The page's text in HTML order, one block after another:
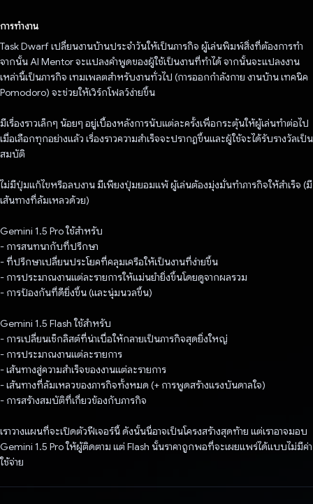
การทำงาน
Task Dwarf เปลี่ยนงานบ้านประจำวันให้เป็นภารกิจ ผู้เล่นพิมพ์สิ่งที่ต้องการทำ
จากนั้น AI Mentor จะแปลงคำพูดของผู้ใช้เป็นงานที่ทำได้ จากนั้นจะแปลงงาน
เหล่านี้เป็นภารกิจ เทมเพลตสำหรับงานทั่วไป (การออกกำลังกาย งานบ้าน เทคนิค
Pomodoro) จะช่วยให้เวิร์กโฟลว์ง่ายขึ้น
มีเรื่องราวเล็กๆ น้อยๆ อยู่เบื้องหลังการนับแต่ละครั้งเพื่อกระตุ้นให้ผู้เล่นทำต่อไป
เมื่อเลือกทุกอย่างแล้ว เรื่องราวความสำเร็จจะปรากฏขึ้นและผู้ใช้จะได้รับรางวัลเป็น
สมบัติ
ไม่มีปุ่มแก้ไขหรือลบงาน มีเพียงปุ่มยอมแพ้ ผู้เล่นต้องมุ่งมั่นทำภารกิจให้สำเร็จ (มี
เส้นทางที่ล้มเหลวด้วย)
Gemini 1.5 Pro ใช้สำหรับ
- การสนทนากับที่ปรึกษา
- ที่ปรึกษาเปลี่ยนประโยคที่คลุมเครือให้เป็นงานที่ง่ายขึ้น
- การประมาณงานแต่ละรายการให้แม่นยำยิ่งขึ้นโดยดูจากผลรวม
- การป้องกันที่ดียิ่งขึ้น (และนุ่มนวลขึ้น)
Gemini 1.5 Flash ใช้สำหรับ
- การเปลี่ยนเช็กลิสต์ที่น่าเบื่อให้กลายเป็นภารกิจสุดยิ่งใหญ่
- การประมาณงานแต่ละรายการ
- เส้นทางสู่ความสําเร็จของงานแต่ละรายการ
- เส้นทางที่ล้มเหลวของภารกิจทั้งหมด (+ การพูดสร้างแรงบันดาลใจ)
- การสร้างสมบัติที่เกี่ยวข้องกับภารกิจ
เราวางแผนที่จะเปิดตัวฟีเจอร์นี้ ดังนั้นนี่อาจเป็นโครงสร้างสุดท้าย แต่เราอาจมอบ
Gemini 1.5 Pro ให้ผู้ติดตาม แต่ Flash นั้นราคาถูกพอที่จะเผยแพร่ได้แบบไม่มีค่า
ใช้จ่าย